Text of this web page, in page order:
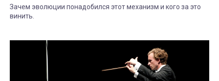
Зачем эволюции понадобился этот механизм и кого за это
винить.